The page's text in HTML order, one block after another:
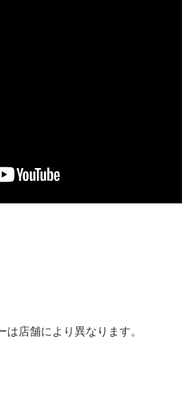
店舗により異なります。